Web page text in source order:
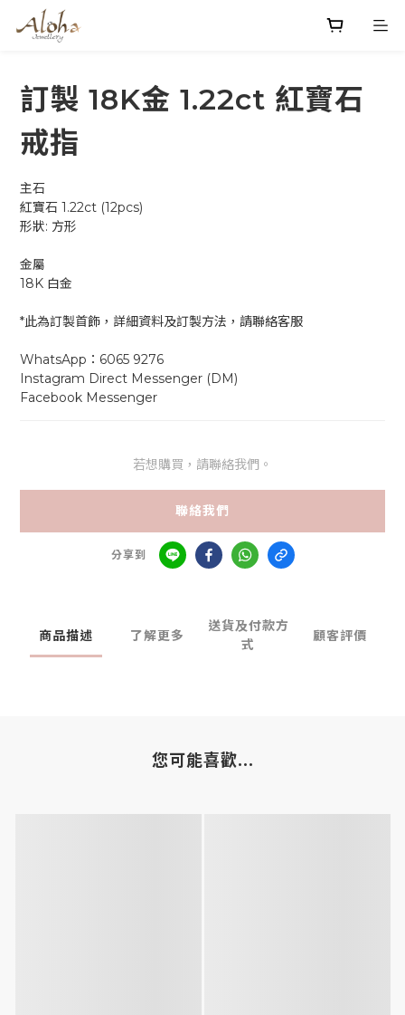
訂製 18K金 1.22ct 紅寶石
戒指
主石
紅寶石 1.22ct (12pcs)
形狀: 方形
金屬
18K 白金
*此為訂製首飾，詳細資料及訂製方法，請聯絡客服
WhatsApp：6065 9276
Instagram Direct Messenger (DM)
Facebook Messenger
若想購買，請聯絡我們。
聯絡我們
分享到
商品描述 了解更多
送貨及付款方
式
顧客評價
您可能喜歡...